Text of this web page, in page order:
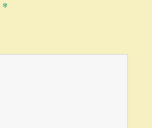
*